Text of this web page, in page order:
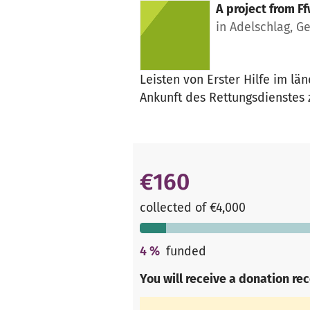
A project from
in Adelschlag,
Leisten von Erster Hilfe im
Ankunft des
€160
collected of €4,000
4% funded
You will receive a donation